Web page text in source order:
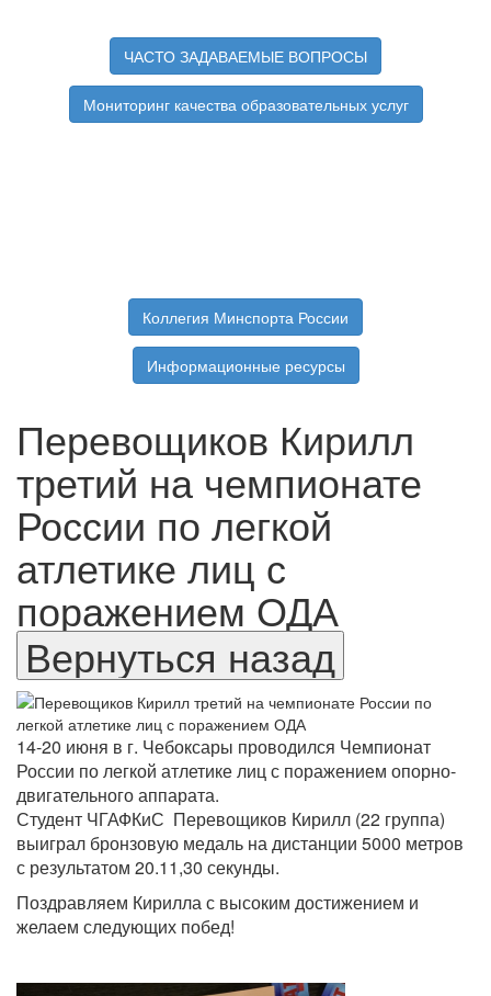
ЧАСТО ЗАДАВАЕМЫЕ ВОПРОСЫ
Мониторинг качества образовательных услуг
Коллегия Минспорта России
Информационные ресурсы
Перевощиков Кирилл
третий на чемпионате
России по легкой
атлетике лиц с
поражением ОДА
14-20 июня в г. Чебоксары проводился Чемпионат
России по легкой атлетике лиц с поражением опорно-
двигательного аппарата.
Студент ЧГАФКиС Перевощиков Кирилл (22 группа)
выиграл бронзовую медаль на дистанции 5000 метров
с результатом 20.11,30 секунды.
Поздравляем Кирилла с высоким достижением и
желаем следующих побед!